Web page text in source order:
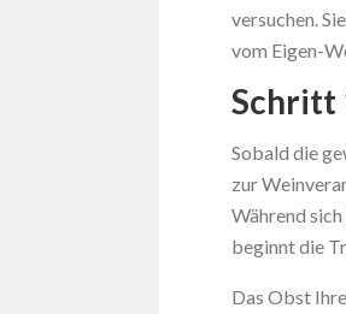
versuchen.
vom Eigen-
Schritt
Sobald die
zur
Während
beginnt die
Das Obst